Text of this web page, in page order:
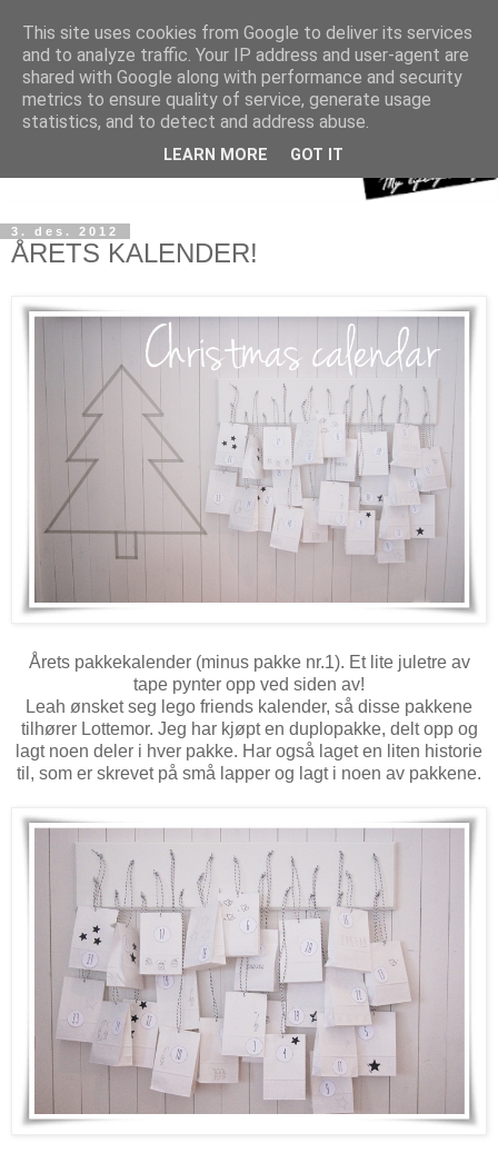
3. des. 2012
ÅRETS KALENDER!
Årets pakkekalender (minus pakke nr.1). Et lite juletre av
tape pynter opp ved siden av!
Leah ønsket seg lego friends kalender, så disse pakkene
tilhører Lottemor. Jeg har kjøpt en duplopakke, delt opp og
lagt noen deler i hver pakke. Har også laget en liten historie
til, som er skrevet på små lapper og lagt i noen av pakkene.
This site uses cookies from Google to deliver its services
and to analyze traffic. Your IP address and user-agent are
shared with Google along with performance and security
metrics to ensure quality of service, generate usage
statistics, and to detect and address abuse.
LEARN MORE GOT IT